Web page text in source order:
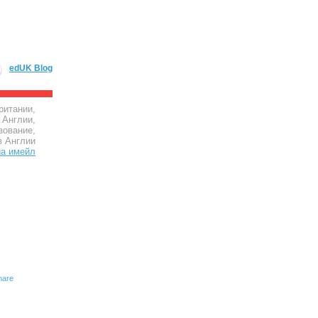
edUK Blog
Англии,
Англии